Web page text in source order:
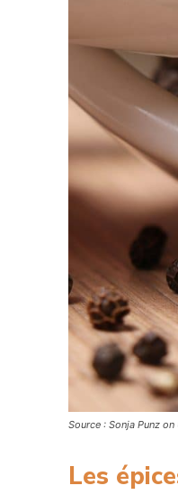
Source : Sonja Punz on
Les